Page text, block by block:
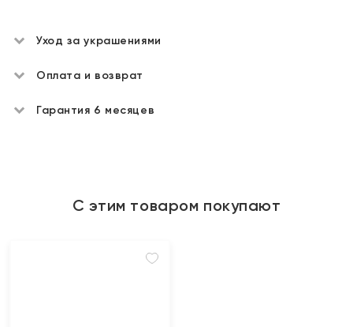
Уход за украшениями
Оплата и возврат
Гарантия 6 месяцев
С этим товаром покупают